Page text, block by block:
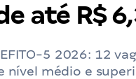
até R$
5 2026: 12
nível médio e